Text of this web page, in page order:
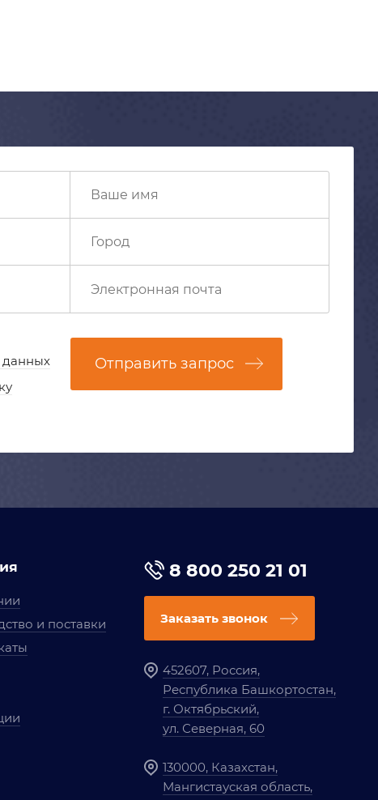
данных
Отправить запрос
и поставки
8 800 250 21 01
Заказать звонок
452607, Россия,
Республика Башкортостан,
г. Октябрьский,
ул. Северная, 60
130000, Казахстан,
Мангистауская область,